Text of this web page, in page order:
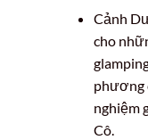
Cảnh
cho
phương
nghiệm
Cô.